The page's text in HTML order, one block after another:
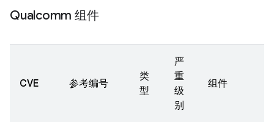
Qualcomm 组件
CVE 参考编号
类
型
严
重
级
别
组件